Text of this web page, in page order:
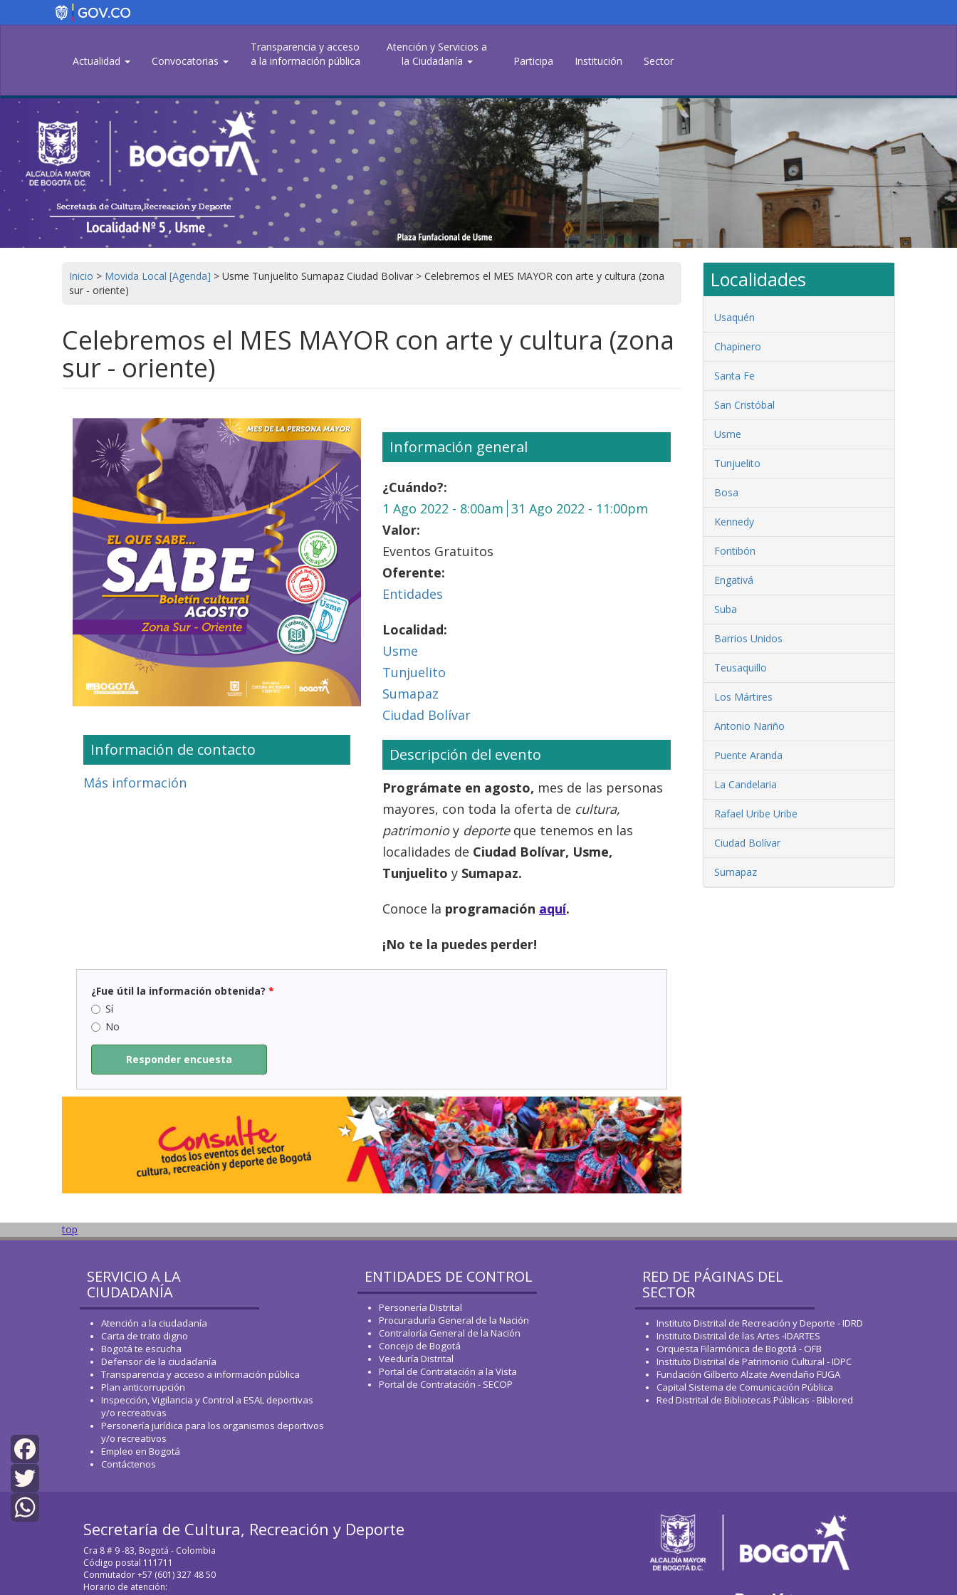
Actualidad
Convocatorias
Transparencia y acceso
a la información pública
Atención y Servicios a
la Ciudadanía
Participa Institución Sector
Inicio > Movida Local [Agenda] > Usme Tunjuelito Sumapaz Ciudad Bolivar > Celebremos el MES MAYOR con arte y cultura (zona
sur - oriente)
Celebremos el MES MAYOR con arte y cultura (zona
sur - oriente)
Información de contacto
Más información
Información general
¿Cuándo?:
1 Ago 2022 - 8:00am 31 Ago 2022 - 11:00pm
Valor:
Eventos Gratuitos
Oferente:
Entidades
Localidad:
Usme
Tunjuelito
Sumapaz
Ciudad Bolívar
Descripción del evento
Prográmate en agosto, mes de las personas
mayores, con toda la oferta de cultura,
patrimonioy deporte que tenemos en las
localidades de Ciudad Bolívar, Usme,
Tunjuelito y Sumapaz.
Conoce la programación aquí.
¡No te la puedes perder!
Facebook
Twitter
¿Fue útil la información obtenida? *
Sí
No
Responder encuesta
Localidades
Usaquén
Chapinero
Santa Fe
San Cristóbal
Usme
Tunjuelito
Bosa
Kennedy
Fontibón
Engativá
Suba
Barrios Unidos
Teusaquillo
Los Mártires
Antonio Nariño
Puente Aranda
La Candelaria
Rafael Uribe Uribe
Ciudad Bolívar
Sumapaz
top
SERVICIO A LA
CIUDADANÍA
Atención a la ciudadanía
Carta de trato digno
Bogotá te escucha
Defensor de la ciudadanía
Transparencia y acceso a información pública
Plan anticorrupción
Inspección, Vigilancia y Control a ESAL deportivas
y/o recreativas
Personería jurídica para los organismos deportivos
y/o recreativos
Empleo en Bogotá
Contáctenos
ENTIDADES DE CONTROL
Personería Distrital
Procuraduría General de la Nación
Contraloría General de la Nación
Concejo de Bogotá
Veeduría Distrital
Portal de Contratación a la Vista
Portal de Contratación - SECOP
RED DE PÁGINAS DEL
SECTOR
Instituto Distrital de Recreación y Deporte - IDRD
Instituto Distrital de las Artes -IDARTES
Orquesta Filarmónica de Bogotá - OFB
Instituto Distrital de Patrimonio Cultural - IDPC
Fundación Gilberto Alzate Avendaño FUGA
Capital Sistema de Comunicación Pública
Red Distrital de Bibliotecas Públicas - Biblored
Secretaría de Cultura, Recreación y Deporte
Cra 8 # 9 -83, Bogotá - Colombia
Código postal 111711
Conmutador +57 (601) 327 48 50
Horario de atención: